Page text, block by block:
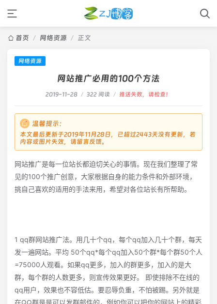
首页 / 网络资源 / 正文
网络资源
网站推广必用的100个方法
2019-11-28 / 322 阅读 / 推送失败，请检查！
温馨提示：
本文最后更新于2019年11月28日，已超过2443天没有更新，若
内容或图片失效，请留言反馈。
网站推广是每一位站长都迫切关心的事情。现在我们整理了常
见的100个推广创意，大家根据自身的能力条件和外部环境，
挑自己喜欢的适用的手法来用，希望对各位站长有所帮助。
1 qq群网站推广法。用几十个qq，每个qq加入几十个群，每天
发一遍网站。平均 50个qq*每个qq加入50个群*每个群50个人
=75000人观看。如果qq更多，加入的群更多，加入的是大
群，每个群的人数更多，则宣传效果更好。 即使排除不在线的
qq用户，效果也不容低估。要忍辱负重，不怕被踢。另外就是
在QQ群是是可以发群邮件的，例如你可以把你的网站上的精彩